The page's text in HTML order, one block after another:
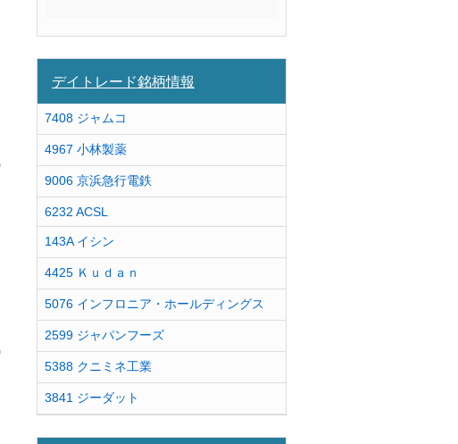
デイトレード銘柄情報
7408 ジャムコ
4967 小林製薬
9006 京浜急行電鉄
6232 ACSL
143A イシン
4425 Ｋｕｄａｎ
5076 インフロニア・ホールディングス
2599 ジャパンフーズ
5388 クニミネ工業
3841 ジーダット